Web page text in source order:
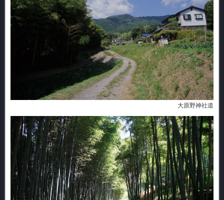
大原野神社道